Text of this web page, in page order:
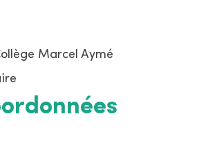
Marcel Aymé